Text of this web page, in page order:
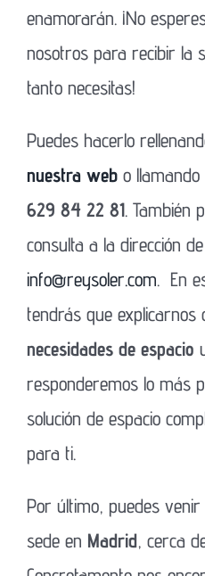
enamorarán. ¡No
nosotros para recibir la
tanto necesitas!
Puedes hacerlo
nuestra web o
629 84 22 81. También
consulta a la dirección
info@reysoler.com. En
tendrás que explicarnos
necesidades de espacio
responderemos lo más
solución de espacio
para ti.
Por último, puedes
sede en Madrid, cerca